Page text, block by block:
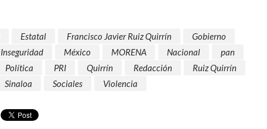
Estatal Francisco Javier Ruiz Quirrín
Gobierno
Inseguridad México MORENA Nacional
pan
Política PRI Quirrín Redacción
Ruiz Quirrín
Sinaloa Sociales Violencia